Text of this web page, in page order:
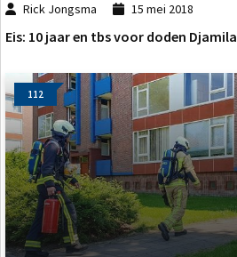
Rick Jongsma 15 mei 2018
Eis: 10 jaar en tbs voor doden Djamila
112